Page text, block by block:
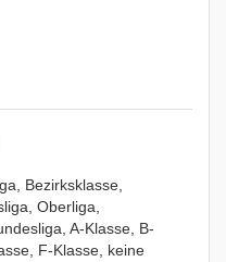
Bezirksklasse,
Oberliga,
A-Klasse, B-
F-Klasse, keine